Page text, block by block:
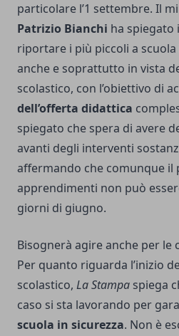
particolare l’1 settembre. Il
Patrizio Bianchi ha spiegato
riportare i più piccoli a
anche e soprattutto in vista
scolastico, con l’obiettivo di
dell’offerta didattica
spiegato che spera di avere
avanti degli interventi
affermando che comunque il
apprendimenti non può
giorni di giugno.
Bisognerà agire anche per le
Per quanto riguarda l’inizio
scolastico, La Stampa spiega
caso si sta lavorando per
scuola in sicurezza. Non è